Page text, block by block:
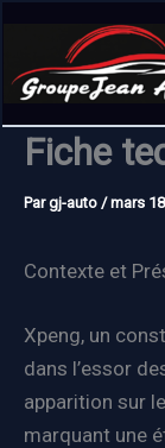
contenu
Fiche
Pargj-auto /mars
Contexte et
Xpeng, un
dans l’essor
apparition sur
marquant une